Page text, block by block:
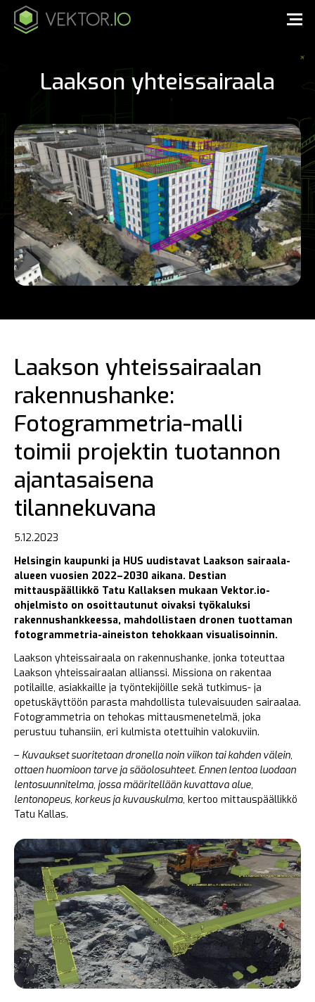
Laakson yhteissairaala
Laakson yhteissairaalan
rakennushanke:
Fotogrammetria-malli
toimii projektin tuotannon
ajantasaisena
tilannekuvana
5.12.2023
Helsingin kaupunki ja HUS uudistavat Laakson sairaala-
alueen vuosien 2022–2030 aikana. Destian
mittauspäällikkö Tatu Kallaksen mukaan Vektor.io-
ohjelmisto on osoittautunut oivaksi työkaluksi
rakennushankkeessa, mahdollistaen dronen tuottaman
fotogrammetria-aineiston tehokkaan visualisoinnin.
Laakson yhteissairaala on rakennushanke, jonka toteuttaa
Laakson yhteissairaalan allianssi. Missiona on rakentaa
potilaille, asiakkaille ja työntekijöille sekä tutkimus- ja
opetuskäyttöön parasta mahdollista tulevaisuuden sairaalaa.
Fotogrammetria on tehokas mittausmenetelmä, joka
perustuu tuhansiin, eri kulmista otettuihin valokuviin.
– Kuvaukset suoritetaan dronella noin viikon tai kahden välein,
ottaen huomioon tarve ja sääolosuhteet. Ennen lentoa luodaan
lentosuunnitelma, jossa määritellään kuvattava alue,
lentonopeus, korkeus ja kuvauskulma, kertoo mittauspäällikkö
Tatu Kallas.